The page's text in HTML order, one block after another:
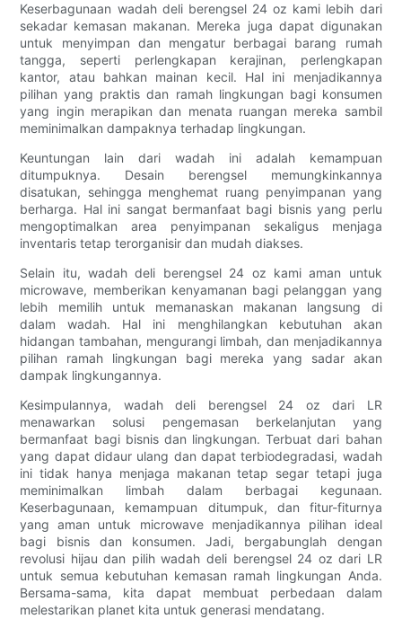
Keserbagunaan wadah deli berengsel 24 oz kami lebih dari
sekadar kemasan makanan. Mereka juga dapat digunakan
untuk menyimpan dan mengatur berbagai barang rumah
tangga, seperti perlengkapan kerajinan, perlengkapan
kantor, atau bahkan mainan kecil. Hal ini menjadikannya
pilihan yang praktis dan ramah lingkungan bagi konsumen
yang ingin merapikan dan menata ruangan mereka sambil
meminimalkan dampaknya terhadap lingkungan.
Keuntungan lain dari wadah ini adalah kemampuan
ditumpuknya. Desain berengsel memungkinkannya
disatukan, sehingga menghemat ruang penyimpanan yang
berharga. Hal ini sangat bermanfaat bagi bisnis yang perlu
mengoptimalkan area penyimpanan sekaligus menjaga
inventaris tetap terorganisir dan mudah diakses.
Selain itu, wadah deli berengsel 24 oz kami aman untuk
microwave, memberikan kenyamanan bagi pelanggan yang
lebih memilih untuk memanaskan makanan langsung di
dalam wadah. Hal ini menghilangkan kebutuhan akan
hidangan tambahan, mengurangi limbah, dan menjadikannya
pilihan ramah lingkungan bagi mereka yang sadar akan
dampak lingkungannya.
Kesimpulannya, wadah deli berengsel 24 oz dari LR
menawarkan solusi pengemasan berkelanjutan yang
bermanfaat bagi bisnis dan lingkungan. Terbuat dari bahan
yang dapat didaur ulang dan dapat terbiodegradasi, wadah
ini tidak hanya menjaga makanan tetap segar tetapi juga
meminimalkan limbah dalam berbagai kegunaan.
Keserbagunaan, kemampuan ditumpuk, dan fitur-fiturnya
yang aman untuk microwave menjadikannya pilihan ideal
bagi bisnis dan konsumen. Jadi, bergabunglah dengan
revolusi hijau dan pilih wadah deli berengsel 24 oz dari LR
untuk semua kebutuhan kemasan ramah lingkungan Anda.
Bersama-sama, kita dapat membuat perbedaan dalam
melestarikan planet kita untuk generasi mendatang.